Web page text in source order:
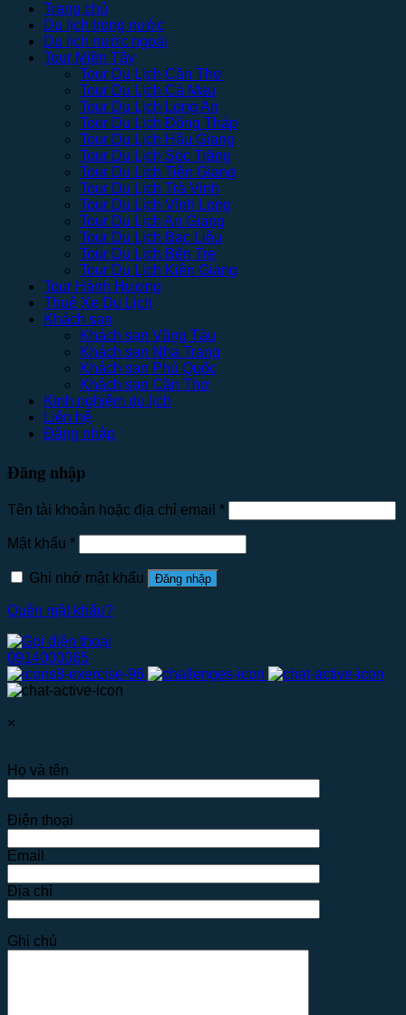
Trang chủ
Du lịch trong nước
Du lịch nước ngoài
Tour Miền Tây
Tour Du Lịch Cần Thơ
Tour Du Lịch Cà Mau
Tour Du Lịch Long An
Tour Du Lịch Đồng Tháp
Tour Du Lịch Hậu Giang
Tour Du Lịch Sóc Trăng
Tour Du Lịch Tiền Giang
Tour Du Lịch Trà Vinh
Tour Du Lịch Vĩnh Long
Tour Du Lịch An Giang
Tour Du Lịch Bạc Liêu
Tour Du Lịch Bến Tre
Tour Du Lịch Kiên Giang
Tour Hành Hương
Thuê Xe Du Lịch
Khách sạn
Khách sạn Vũng Tàu
Khách sạn Nha Trang
Khách sạn Phú Quốc
Khách sạn Cần Thơ
Kinh nghiệm du lịch
Liên hệ
Đăng nhập
Đăng nhập
Tên tài khoản hoặc địa chỉ email *
Mật khẩu *
Ghi nhớ mật khẩu Đăng nhập
Quên mật khẩu?
0914000065
×
Họ và tên
Điện thoại
Email
Địa chỉ
Ghi chú